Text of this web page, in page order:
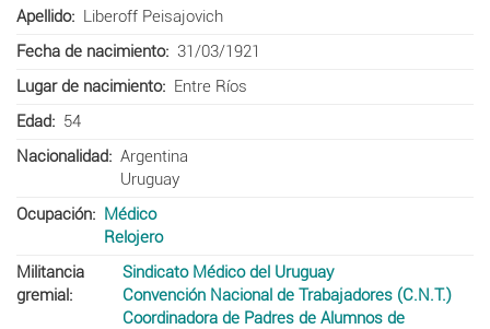
Apellido
Liberoff Peisajovich
Fecha de nacimiento
31/03/1921
Lugar de nacimiento
Entre Ríos
Edad
54
Nacionalidad
Argentina
Uruguay
Ocupación
Médico
Relojero
Militancia
gremial
Sindicato Médico del Uruguay
Convención Nacional de Trabajadores (C.N.T.)
Coordinadora de Padres de Alumnos de